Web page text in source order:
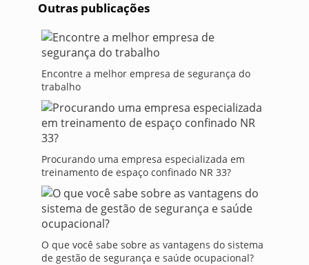
Outras publicações
Encontre a melhor empresa de segurança do
trabalho
Procurando uma empresa especializada em
treinamento de espaço confinado NR 33?
O que você sabe sobre as vantagens do sistema
de gestão de segurança e saúde ocupacional?